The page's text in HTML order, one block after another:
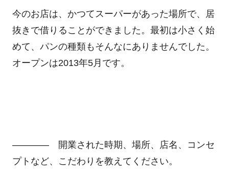
今のお店は、かつてスーパーがあった場所で、居
抜きで借りることができました。最初は小さく始
めて、パンの種類もそんなにありませんでした。
オープンは2013年5月です。
―――― 開業された時期、場所、店名、コンセ
プトなど、こだわりを教えてください。